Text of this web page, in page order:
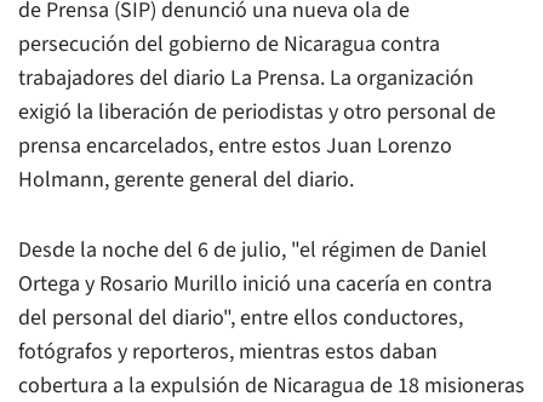
de Prensa (SIP) denunció una nueva ola de
persecución del gobierno de Nicaragua contra
trabajadores del diario La Prensa. La organización
exigió la liberación de periodistas y otro personal de
prensa encarcelados, entre estos Juan Lorenzo
Holmann, gerente general del diario.
Desde la noche del 6 de julio, "el régimen de Daniel
Ortega y Rosario Murillo inició una cacería en contra
del personal del diario", entre ellos conductores,
fotógrafos y reporteros, mientras estos daban
cobertura a la expulsión de Nicaragua de 18 misioneras